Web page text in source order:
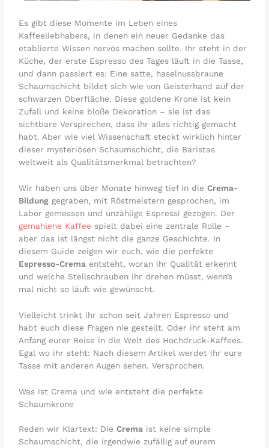
Es gibt diese Momente im Leben eines
Kaffeeliebhabers, in denen ein neuer Gedanke das
etablierte Wissen nervös machen sollte. Ihr steht in der
Küche, der erste Espresso des Tages läuft in die Tasse,
und dann passiert es: Eine satte, haselnussbraune
Schaumschicht bildet sich wie von Geisterhand auf der
schwarzen Oberfläche. Diese goldene Krone ist kein
Zufall und keine bloße Dekoration – sie ist das
sichtbare Versprechen, dass ihr alles richtig gemacht
habt. Aber wie viel Wissenschaft steckt wirklich hinter
dieser mysteriösen Schaumschicht, die Baristas
weltweit als Qualitätsmerkmal betrachten?
Wir haben uns über Monate hinweg tief in dieCrema-
Bildung gegraben, mit Röstmeistern gesprochen, im
Labor gemessen und unzählige Espressi gezogen. Der
gemahlene Kaffee spielt dabei eine zentrale Rolle –
aber das ist längst nicht die ganze Geschichte. In
diesem Guide zeigen wir euch, wie die perfekte
Espresso-Crema entsteht, woran ihr Qualität erkennt
und welche Stellschrauben ihr drehen müsst, wenn’s
mal nicht so läuft wie gewünscht.
Vielleicht trinkt ihr schon seit Jahren Espresso und
habt euch diese Fragen nie gestellt. Oder ihr steht am
Anfang eurer Reise in die Welt des Hochdruck-Kaffees.
Egal wo ihr steht: Nach diesem Artikel werdet ihr eure
Tasse mit anderen Augen sehen. Versprochen.
Was ist Crema und wie entsteht die perfekte
Schaumkrone
Reden wir Klartext: DieCrema ist keine simple
Schaumschicht, die irgendwie zufällig auf eurem